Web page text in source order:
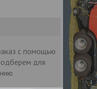
с помощью
для